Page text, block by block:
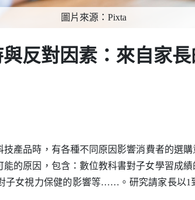
圖片來源：Pixta
反對因素：來自家
品時，有各種不同原因影響消費者的選購
的原因，包含：數位教科書對子女學習成
子女視力保健的影響等……。研究請家長以1